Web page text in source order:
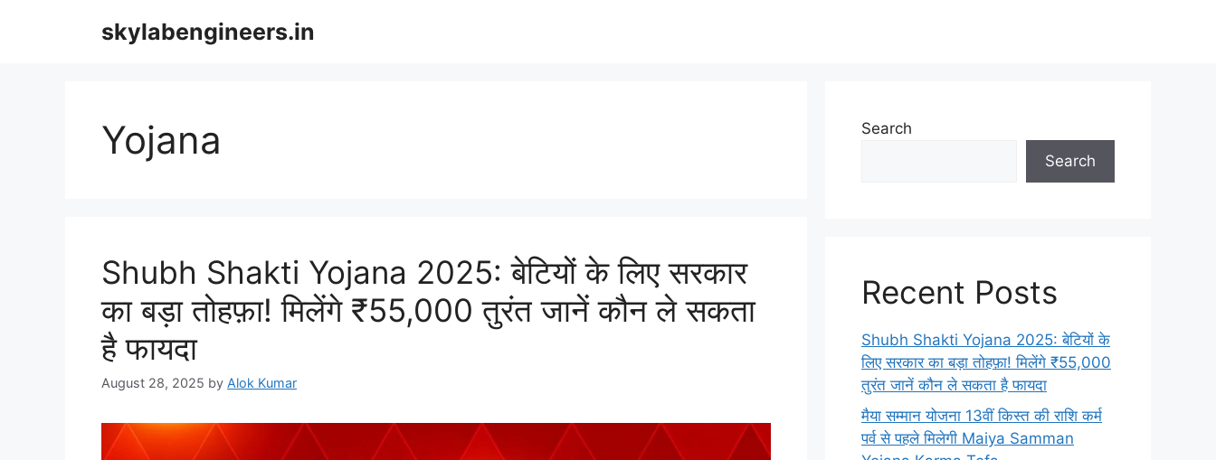
skylabengineers.in
Yojana
Shubh Shakti Yojana 2025: बेटियों के लिए सरकार
का बड़ा तोहफ़ा! मिलेंगे ₹55,000 तुरंत जानें कौन ले सकता
है फायदा
August 28, 2025 by Alok Kumar
Search
Search
Recent Posts
Shubh Shakti Yojana 2025: बेटियों के
लिए सरकार का बड़ा तोहफ़ा! मिलेंगे ₹55,000
तुरंत जानें कौन ले सकता है फायदा
मैया सम्मान योजना 13वीं किस्त की राशि कर्म
पर्व से पहले मिलेगी Maiya Samman